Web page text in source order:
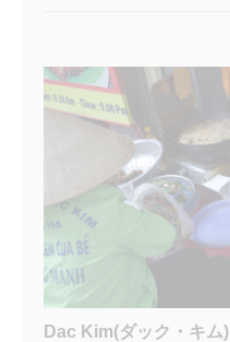
Dac Kim(ダック・キム)